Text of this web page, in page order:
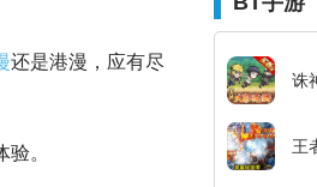
还是港漫，应有尽
。
诛
王